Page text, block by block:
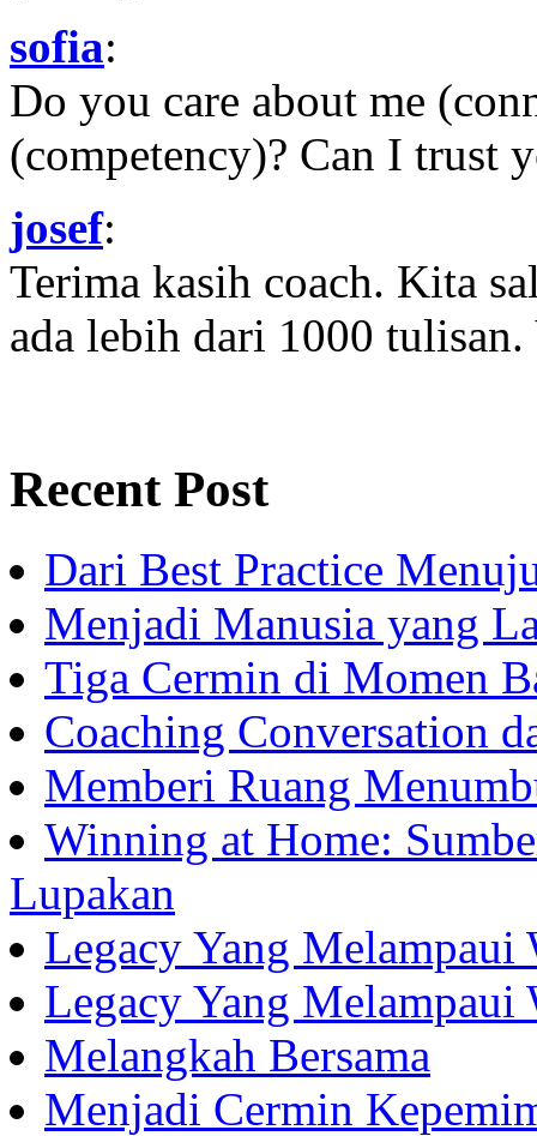
sofia:
Do you care about me
(competency)? Can I trust
josef:
Terima kasih coach. Kita
ada lebih dari 1000 tulisan.
Recent Post
Dari Best Practice
Menjadi Manusia yang
Tiga Cermin di Momen
Coaching Conversation
Memberi Ruang
Winning at Home:
Lupakan
Legacy Yang Melampaui
Legacy Yang Melampaui
Melangkah Bersama
Menjadi Cermin